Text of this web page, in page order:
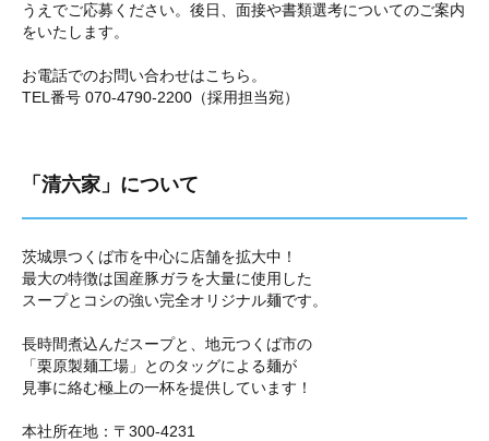
うえでご応募ください。後日、面接や書類選考についてのご案内
をいたします。
お電話でのお問い合わせはこちら。
TEL番号 070-4790-2200（採用担当宛）
「清六家」について
茨城県つくば市を中心に店舗を拡大中！
最大の特徴は国産豚ガラを大量に使用した
スープとコシの強い完全オリジナル麺です。
長時間煮込んだスープと、地元つくば市の
「栗原製麺工場」とのタッグによる麺が
見事に絡む極上の一杯を提供しています！
本社所在地：〒300-4231